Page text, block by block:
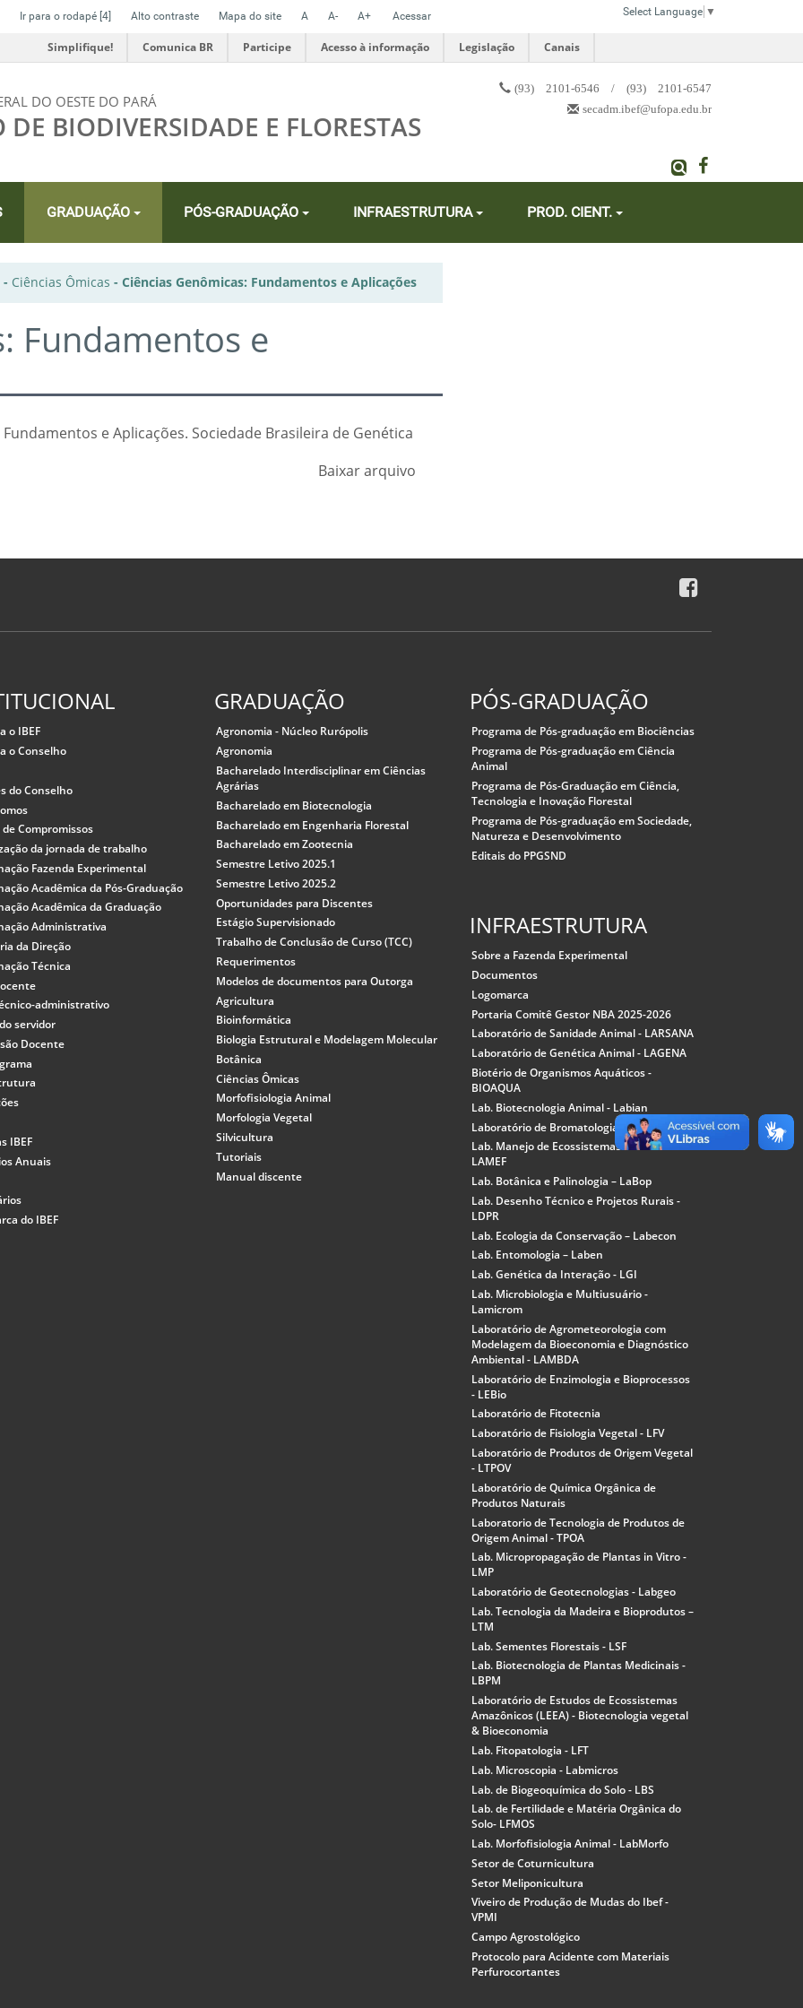
Ir para o rodapé [4] Alto contraste Mapa do site A A- A+ Acessar Select Language ▼
Simplifique! Comunica BR Participe Acesso à informação Legislação Canais
DO OESTE DO PARÁ
BIODIVERSIDADE E FLORESTAS
(93) 2101-6546 / (93) 2101-6547
secadm.ibef@ufopa.edu.br
GRADUAÇÃO PÓS-GRADUAÇÃO INFRAESTRUTURA PROD. CIENT.
- Ciências Ômicas - Ciências Genômicas: Fundamentos e Aplicações
Fundamentos e
e Aplicações. Sociedade Brasileira de Genética
Baixar arquivo
o IBEF
o Conselho
do Conselho
Compromissos
da jornada de trabalho
Fazenda Experimental
Acadêmica da Pós-Graduação
Acadêmica da Graduação
Administrativa
da Direção
Técnica
administrativo
servidor
Docente
IBEF
Anuais
do IBEF
GRADUAÇÃO
Agronomia - Núcleo Rurópolis
Agronomia
Bacharelado Interdisciplinar em Ciências
Agrárias
Bacharelado em Biotecnologia
Bacharelado em Engenharia Florestal
Bacharelado em Zootecnia
Semestre Letivo 2025.1
Semestre Letivo 2025.2
Oportunidades para Discentes
Estágio Supervisionado
Trabalho de Conclusão de Curso (TCC)
Requerimentos
Modelos de documentos para Outorga
Agricultura
Bioinformática
Biologia Estrutural e Modelagem Molecular
Botânica
Ciências Ômicas
Morfofisiologia Animal
Morfologia Vegetal
Silvicultura
Tutoriais
Manual discente
PÓS-GRADUAÇÃO
Programa de Pós-graduação em Biociências
Programa de Pós-graduação em Ciência
Animal
Programa de Pós-Graduação em Ciência,
Tecnologia e Inovação Florestal
Programa de Pós-graduação em Sociedade,
Natureza e Desenvolvimento
Editais do PPGSND
INFRAESTRUTURA
Sobre a Fazenda Experimental
Documentos
Logomarca
Portaria Comitê Gestor NBA 2025-2026
Laboratório de Sanidade Animal - LARSANA
Laboratório de Genética Animal - LAGENA
Biotério de Organismos Aquáticos -
BIOAQUA
Lab. Biotecnologia Animal - Labian
Laboratório de Bromatologia
Lab. Manejo de Ecossistemas Florestais –
LAMEF
Lab. Botânica e Palinologia – LaBop
Lab. Desenho Técnico e Projetos Rurais -
LDPR
Lab. Ecologia da Conservação – Labecon
Lab. Entomologia – Laben
Lab. Genética da Interação - LGI
Lab. Microbiologia e Multiusuário -
Lamicrom
Laboratório de Agrometeorologia com
Modelagem da Bioeconomia e Diagnóstico
Ambiental - LAMBDA
Laboratório de Enzimologia e Bioprocessos
- LEBio
Laboratório de Fitotecnia
Laboratório de Fisiologia Vegetal - LFV
Laboratório de Produtos de Origem Vegetal
- LTPOV
Laboratório de Química Orgânica de
Produtos Naturais
Laboratorio de Tecnologia de Produtos de
Origem Animal - TPOA
Lab. Micropropagação de Plantas in Vitro -
LMP
Laboratório de Geotecnologias - Labgeo
Lab. Tecnologia da Madeira e Bioprodutos –
LTM
Lab. Sementes Florestais - LSF
Lab. Biotecnologia de Plantas Medicinais -
LBPM
Laboratório de Estudos de Ecossistemas
Amazônicos (LEEA) - Biotecnologia vegetal
& Bioeconomia
Lab. Fitopatologia - LFT
Lab. Microscopia - Labmicros
Lab. de Biogeoquímica do Solo - LBS
Lab. de Fertilidade e Matéria Orgânica do
Solo- LFMOS
Lab. Morfofisiologia Animal - LabMorfo
Setor de Coturnicultura
Setor Meliponicultura
Viveiro de Produção de Mudas do Ibef -
VPMI
Campo Agrostológico
Protocolo para Acidente com Materiais
Perfurocortantes